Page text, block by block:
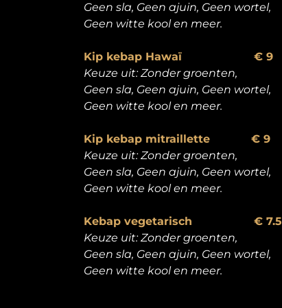
Geen sla, Geen ajuin, Geen wortel,
Geen witte kool en meer.
Kip kebap Hawaï € 9
Keuze uit: Zonder groenten,
Geen sla, Geen ajuin, Geen wortel,
Geen witte kool en meer.
Kip kebap mitraillette € 9
Keuze uit: Zonder groenten,
Geen sla, Geen ajuin, Geen wortel,
Geen witte kool en meer.
Kebap vegetarisch € 7.5
Keuze uit: Zonder groenten,
Geen sla, Geen ajuin, Geen wortel,
Geen witte kool en meer.